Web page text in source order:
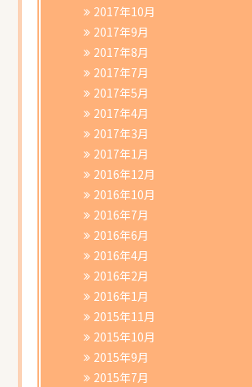
2017年10月
2017年9月
2017年8月
2017年7月
2017年5月
2017年4月
2017年3月
2017年1月
2016年12月
2016年10月
2016年7月
2016年6月
2016年4月
2016年2月
2016年1月
2015年11月
2015年10月
2015年9月
2015年7月